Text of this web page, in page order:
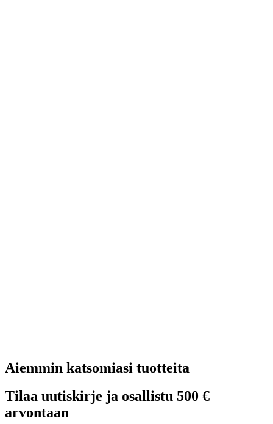
Aiemmin katsomiasi tuotteita
Tilaa uutiskirje ja osallistu 500 €
arvontaan